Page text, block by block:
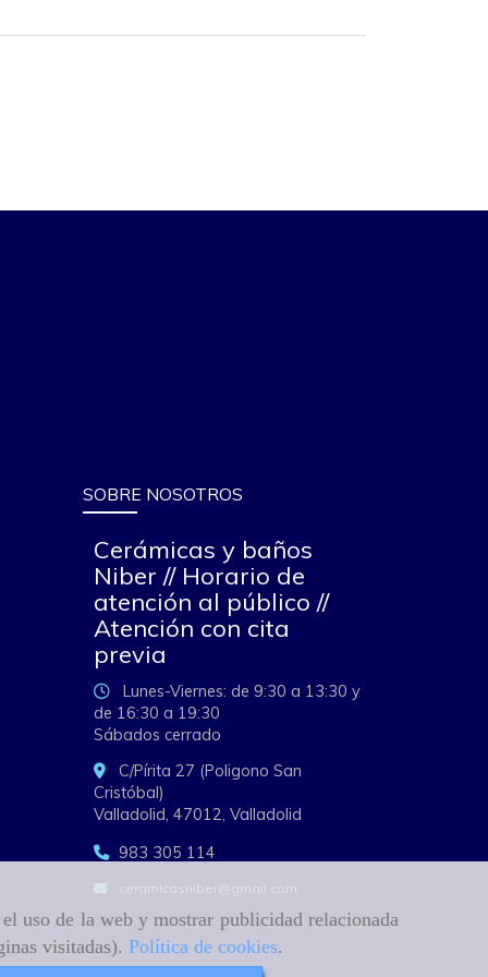
uso de la web y mostrar publicidad relacionada
visitadas). Política de cookies.
SOBRE NOSOTROS
Cerámicas y baños
Niber // Horario de
atención al público //
Atención con cita
previa
Lunes-Viernes: de 9:30 a 13:30 y
de 16:30 a 19:30
Sábados cerrado
C/Pírita 27 (Poligono San
Cristóbal)
Valladolid, 47012, Valladolid
983 305 114
ceramicasniber gmail.com